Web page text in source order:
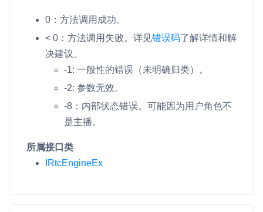
0：方法调用成功。
< 0：方法调用失败。详见错误码了解详情和解
决建议。
-1: 一般性的错误（未明确归类）。
-2: 参数无效。
-8：内部状态错误。可能因为用户角色不
是主播。
所属接口类
IRtcEngineEx